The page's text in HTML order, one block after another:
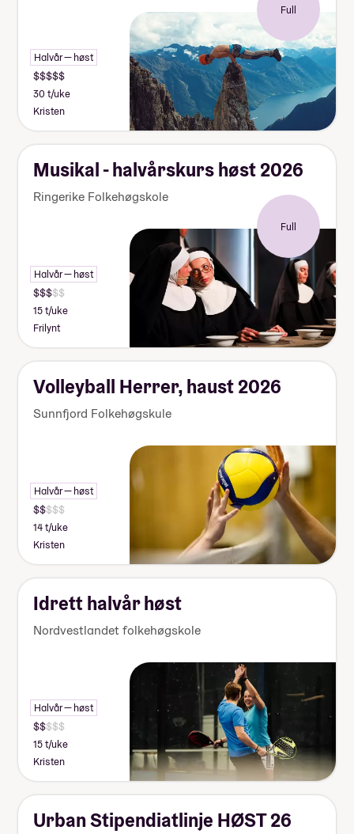
Full
Halvår — høst
30 t/uke
Kristen
Musikal - halvårskurs høst 2026
Ringerike Folkehøgskole
Full
Halvår — høst
15 t/uke
Frilynt
Volleyball Herrer, haust 2026
Sunnfjord Folkehøgskule
Halvår — høst
14 t/uke
Kristen
Idrett halvår høst
Nordvestlandet folkehøgskole
Halvår — høst
15 t/uke
Kristen
Urban Stipendiatlinje HØST 26